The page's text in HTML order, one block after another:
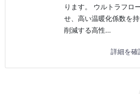
ります。 ウルトラフロ
せ、高い温暖化係数を
削減する高性…
詳細を確